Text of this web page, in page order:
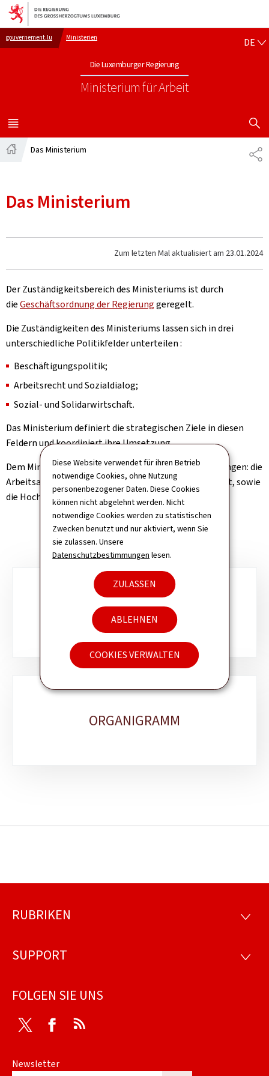
Diese Website verwendet für ihren Betrieb
notwendige Cookies, ohne Nutzung
personenbezogener Daten. Diese Cookies
können nicht abgelehnt werden. Nicht
notwendige Cookies werden zu statistischen
Zwecken benutzt und nur aktiviert, wenn Sie
sie zulassen. Unsere
Datenschutzbestimmungen lesen.
ZULASSEN
ABLEHNEN
COOKIES VERWALTEN
Zur Hauptnavigation
Zum Inhalt
gouvernement.lu Ministerien
Die Luxemburger Regierung
Ministerium für Arbeit
DE
MENÜ
HAUPT-
Das Ministerium
Das Ministerium
Zum letzten Mal aktualisiert am 23.01.2024
Der Zuständigkeitsbereich des Ministeriums ist durch
dieGeschäftsordnung der Regierunggeregelt.
Die Zuständigkeiten des Ministeriums lassen sich in drei
unterschiedliche Politikfelder unterteilen :
Beschäftigungspolitik;
Arbeitsrecht und Sozialdialog;
Sozial- und Solidarwirtschaft.
Das Ministerium definiert die strategischen Ziele in diesen
Feldern und koordiniert ihre Umsetzung.
Dem Ministerium unterstehen folgende drei Verwaltungen: die
Arbeitsagentur, das Gewerbe- und Grubenaufsichtsamt, sowie
die Hochschule für Arbeit und Soziales.
AUFGABENBEREICHE
ORGANIGRAMM
Footer
RUBRIKEN
SUPPORT
FOLGEN SIE UNS
Twitter Facebook
Newsletter